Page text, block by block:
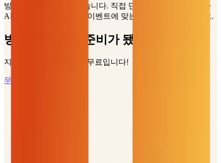
빙고 카드를 만들 수 있습니다. 직접 단어 목록을 입력하거나
AI로 생성해 교실, 파티, 이벤트에 맞는 카드를 만들어보세요.
빙고 카드 만들 준비가 됐나요?
지금 시작하세요—완전 무료입니다!
무료로 시작하기